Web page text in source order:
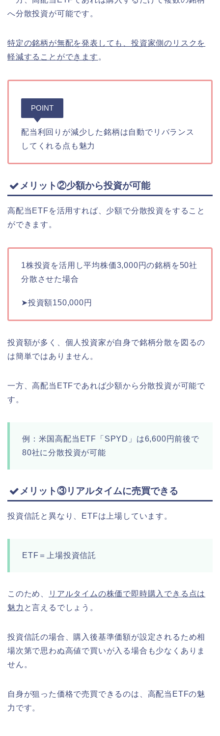
へ分散投資が可能です。
特定の銘柄が無配を発表しても、投資家側のリスクを
軽減することができます 。
POINT
配当利回りが減少した銘柄は自動でリバランス
してくれる点も魅力
メリット②少額から投資が可能
高配当ETFを活用すれば、少額で分散投資をすること
ができます。
1株投資を活用し平均株価3,000円の銘柄を50社
分散させた場合
➤投資額150,000円
投資額が多く、個人投資家が自身で銘柄分散を図るの
は簡単ではありません。
一方、高配当ETFであれば少額から分散投資が可能で
す。
例：米国高配当ETF「SPYD」は6,600円前後で
80社に分散投資が可能
メリット③リアルタイムに売買できる
投資信託と異なり、ETFは上場しています。
ETF＝上場投資信託
このため、
リアルタイムの株価で即時購入できる点は
魅力 と言えるでしょう。
投資信託の場合、購入後基準価額が設定されるため相
場次第で思わぬ高値で買いが入る場合も少なくありま
せん。
自身が狙った価格で売買できるのは、高配当ETFの魅
力です。